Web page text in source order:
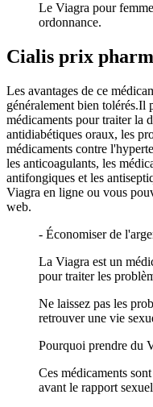
Le Viagra pour
ordonnance.
Cialis prix
Les avantages de ce
généralement bien tolérés.Il
médicaments pour traiter la
antidiabétiques oraux, les
médicaments contre
les anticoagulants, les
antifongiques et les
Viagra en ligne ou vous
web.
- Économiser de
La Viagra est un
pour traiter les
Ne laissez pas les
retrouver une vie
Pourquoi prendre du
Ces médicaments
avant le rapport